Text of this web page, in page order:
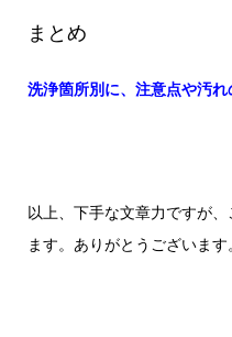
まとめ
洗浄箇所別に、注意点や汚れ
以上、下手な文章力ですが
ます。ありがとうございます